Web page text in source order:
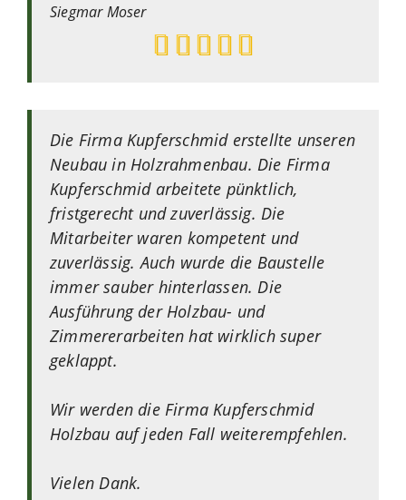
SiegmarMoser
Die Firma Kupferschmid erstellte unseren
Neubau in Holzrahmenbau. Die Firma
Kupferschmid arbeitete pünktlich,
fristgerecht und zuverlässig. Die
Mitarbeiter waren kompetent und
zuverlässig. Auch wurde die Baustelle
immer sauber hinterlassen. Die
Ausführung der Holzbau- und
Zimmererarbeiten hat wirklich super
geklappt.
Wir werden die Firma Kupferschmid
Holzbau auf jeden Fall weiterempfehlen.
Vielen Dank.